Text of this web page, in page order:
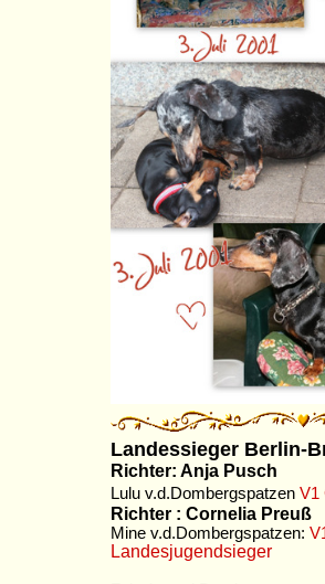
Landessieger Berlin-
Richter: Anja Pusch
Lulu v.d.Dombergspatzen V1
Richter : Cornelia Preuß
Mine v.d.Dombergspatzen:
Landesjugendsieger